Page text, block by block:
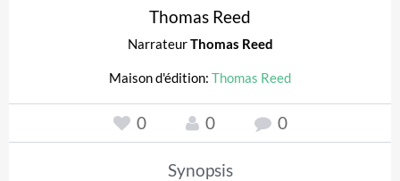
Thomas Reed
NarrateurThomas Reed
Maison d'édition: Thomas Reed
0 0 0
Synopsis